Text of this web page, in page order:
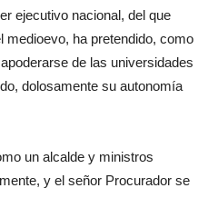
ejecutivo nacional, del que
medioevo, ha pretendido, como
de las universidades
dolosamente su autonomía
un alcalde y ministros
y el señor Procurador se